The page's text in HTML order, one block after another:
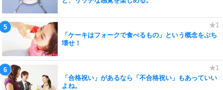
「ケーキはフォークで食べるもの」という概念をぶち
壊せ！
「合格祝い」があるなら「不合格祝い」もあっていい
よね。